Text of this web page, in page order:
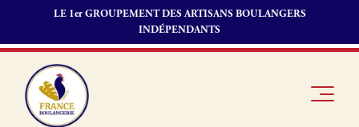
LE 1er GROUPEMENT DES ARTISANS BOULANGERS
INDÉPENDANTS